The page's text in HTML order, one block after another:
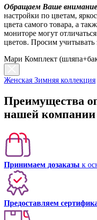
Обращаем Ваше
настройки по цветам,
цвета самого товара, а
мониторе могут
цветов. Просим учитывать
Мари Комплект
Женская Зимняя коллекция
Преимущества
нашей компании
Принимаем дозаказы к
Предоставляем